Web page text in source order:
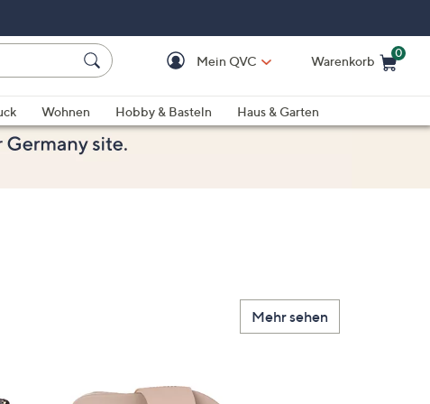
Mein QVC Warenkorb
0
Wohnen Hobby & Basteln
Haus & Garten
Mehr sehen